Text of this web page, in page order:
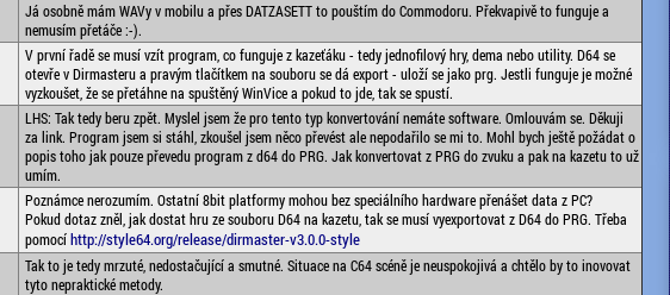
Já osobně mám WAVy v mobilu a přes DATZASETT to pouštím do Commodoru. Překvapivě to funguje a
nemusím přetáče :-).
V první řadě se musí vzít program, co funguje z kazeťáku - tedy jednofilový hry, dema nebo utility. D64 se
otevře v Dirmasteru a pravým tlačítkem na souboru se dá export - uloží se jako prg. Jestli funguje je možné
vyzkoušet, že se přetáhne na spuštěný WinVice a pokud to jde, tak se spustí.
LHS: Tak tedy beru zpět. Myslel jsem že pro tento typ konvertování nemáte software. Omlouvám se. Děkuji
za link. Program jsem si stáhl, zkoušel jsem něco převést ale nepodařilo se mi to. Mohl bych ještě požádat o
popis toho jak pouze převedu program z d64 do PRG. Jak konvertovat z PRG do zvuku a pak na kazetu to už
umím.
Poznámce nerozumím. Ostatní 8bit platformy mohou bez speciálního hardware přenášet data z PC?
Pokud dotaz zněl, jak dostat hru ze souboru D64 na kazetu, tak se musí vyexportovat z D64 do PRG. Třeba
pomocíhttp://style64.org/release/dirmaster-v3.0.0-style
Tak to je tedy mrzuté, nedostačující a smutné. Situace na C64 scéně je neuspokojivá a chtělo by to inovovat
tyto nepraktické metody.